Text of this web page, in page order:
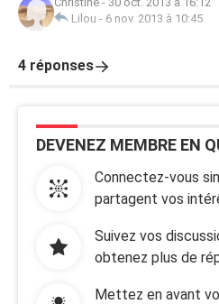
Lilou - 6 nov. 2013 à 10:45
4 réponses
DEVENEZ MEMBRE EN
Connectez-vous
partagent vos
Suivez vos
obtenez plus de
Mettez en avant